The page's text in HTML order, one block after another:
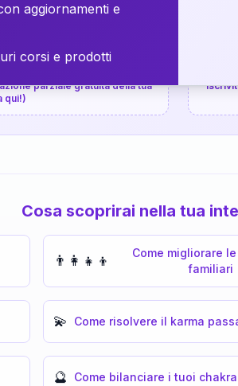
gratuita
parziale gratuita della tua
qui!)
Cosa scoprirai nella tua
👨‍👩‍👧‍👦
Come migliorare
familiari
💫 Come risolvere il karma
🔮 Come bilanciare i tuoi chakra
aggiornamenti e
corsi e prodotti